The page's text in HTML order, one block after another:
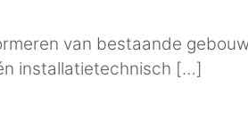
van bestaande
installatietechnisch […]